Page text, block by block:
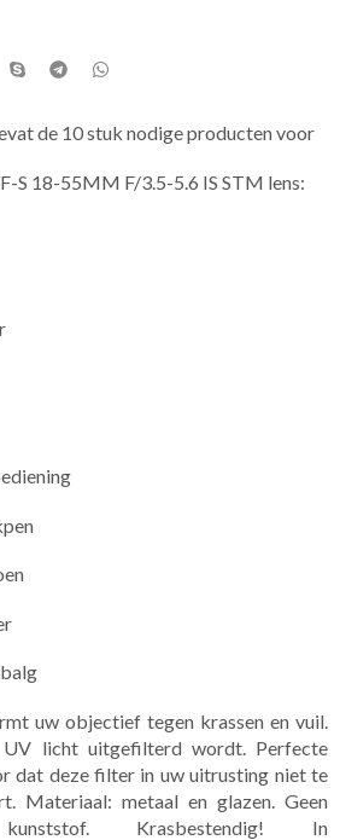
de 10 stuk nodige producten voor
S 18-55MM F/3.5-5.6 IS STM lens:
uw objectief tegen krassen en vuil.
licht uitgefilterd wordt. Perfecte
dat deze filter in uw uitrusting niet te
Materiaal: metaal en glazen. Geen
Krasbestendig! In